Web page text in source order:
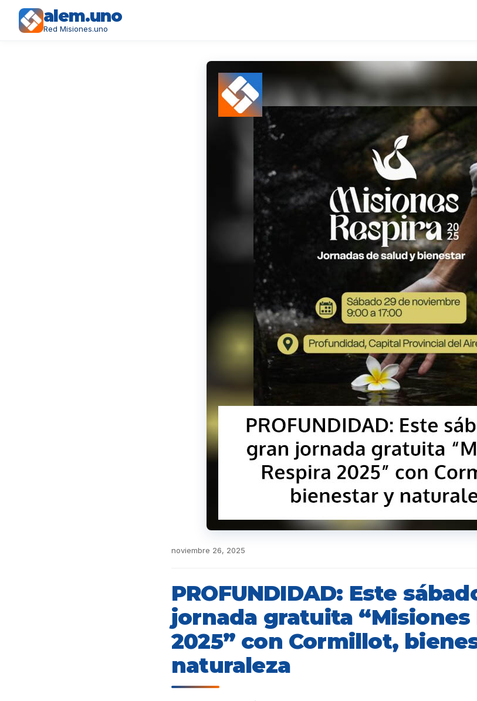
alem.uno
Red Misiones.uno
noviembre 26, 2025
PROFUNDIDAD: Este
jornada gratuita “Misiones
2025” con Cormillot,
naturaleza